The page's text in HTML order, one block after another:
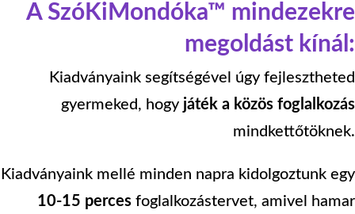
A SzóKiMondóka™ mindezekre
megoldást kínál:
Kiadványaink segítségével úgy fejlesztheted
gyermeked, hogy játék a közös foglalkozás
mindkettőtöknek.
Kiadványaink mellé minden napra kidolgoztunk egy
10-15 perces foglalkozástervet, amivel hamar